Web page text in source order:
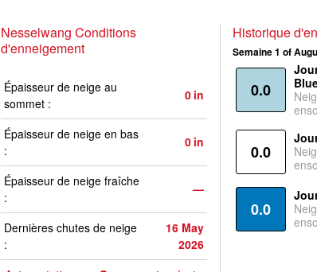
Nesselwang Conditions
d'enneigement
Épaisseur de neige au
sommet :
0 in
Épaisseur de neige en bas
:
0 in
Épaisseur de neige fraîche
:
—
Dernières chutes de neige
:
16 May
2026
Historique
Semaine 1 of
0.0
0.0
0.0